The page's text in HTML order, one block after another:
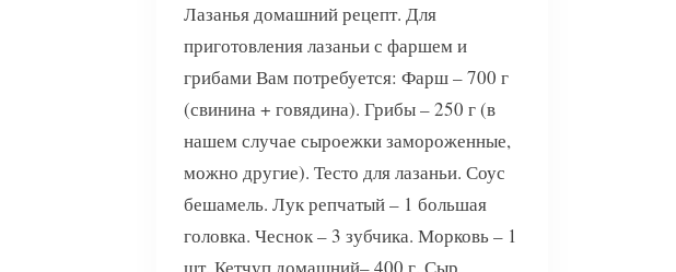
Лазанья домашний рецепт. Для
приготовления лазаньи с фаршем и
грибами Вам потребуется: Фарш – 700 г
(свинина + говядина). Грибы – 250 г (в
нашем случае сыроежки замороженные,
можно другие). Тесто для лазаньи. Соус
бешамель. Лук репчатый – 1 большая
головка. Чеснок – 3 зубчика. Морковь – 1